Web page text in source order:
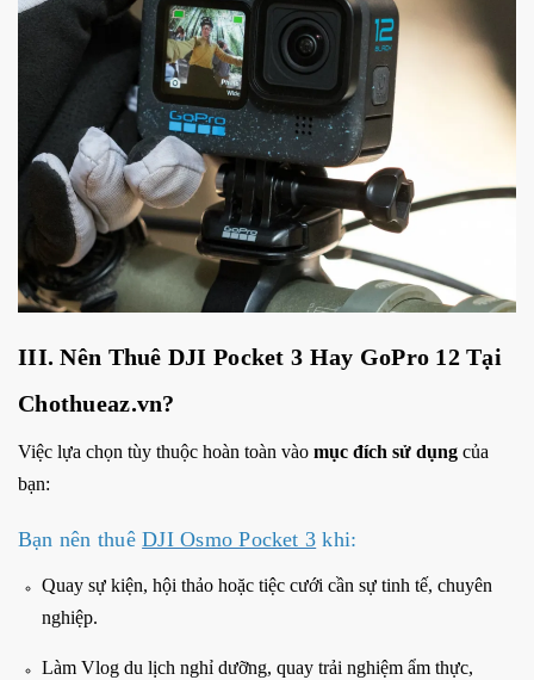
III. Nên Thuê DJI Pocket 3 Hay GoPro 12 Tại
Chothueaz.vn?
Việc lựa chọn tùy thuộc hoàn toàn vào mục đích sử dụng của
bạn:
Bạn nên thuêDJI Osmo Pocket 3 khi:
Quay sự kiện, hội thảo hoặc tiệc cưới cần sự tinh tế, chuyên
nghiệp.
Làm Vlog du lịch nghỉ dưỡng, quay trải nghiệm ẩm thực,